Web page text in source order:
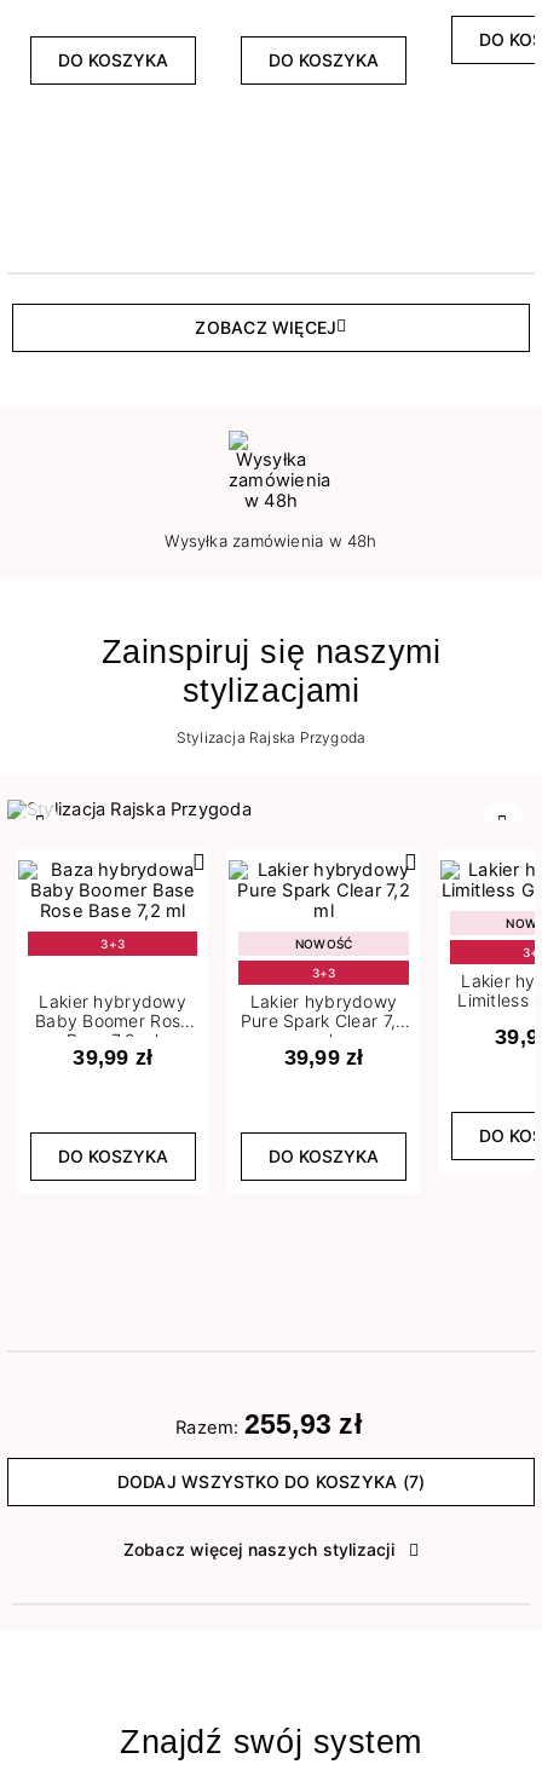
DO KOSZYKA DO KOSZYKA
DO
ZOBACZ WIĘCEJ
Wysyłka zamówienia w 48h
Zainspiruj się naszymi
stylizacjami
Stylizacja Rajska Przygoda
3+3
Lakier hybrydowy
Baby Boomer Rose
Base 7,2 ml
39,99 zł
DO KOSZYKA
NOWOŚĆ
3+3
Lakier hybrydowy
Pure Spark Clear 7,2
ml
39,99 zł
DO KOSZYKA
Lakier
Limitless
DO
Razem: 255,93 zł
DODAJ WSZYSTKO DO KOSZYKA (7)
Zobacz więcej naszych stylizacji
Znajdź swój system